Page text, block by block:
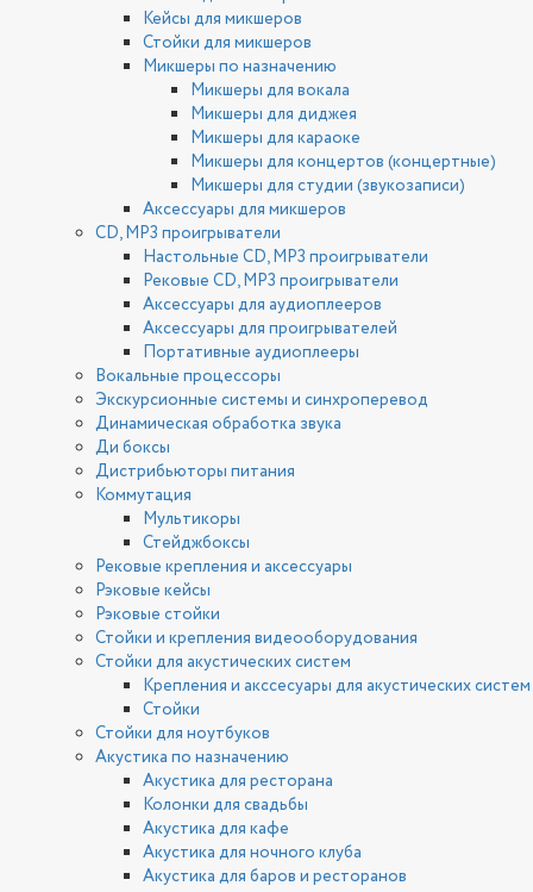
Кейсы для микшеров
Стойки для микшеров
Микшеры по назначению
Микшеры для вокала
Микшеры для диджея
Микшеры для караоке
Микшеры для концертов (концертные)
Микшеры для студии (звукозаписи)
Аксессуары для микшеров
CD, MP3 проигрыватели
Настольные CD, MP3 проигрыватели
Рековые CD, MP3 проигрыватели
Аксессуары для аудиоплееров
Аксессуары для проигрывателей
Портативные аудиоплееры
Вокальные процессоры
Экскурсионные системы и синхроперевод
Динамическая обработка звука
Ди боксы
Дистрибьюторы питания
Коммутация
Мультикоры
Стейджбоксы
Рековые крепления и аксессуары
Рэковые кейсы
Рэковые стойки
Стойки и крепления видеооборудования
Стойки для акустических систем
Крепления и акссесуары для акустических систем
Стойки
Стойки для ноутбуков
Акустика по назначению
Акустика для ресторана
Колонки для свадьбы
Акустика для кафе
Акустика для ночного клуба
Акустика для баров и ресторанов